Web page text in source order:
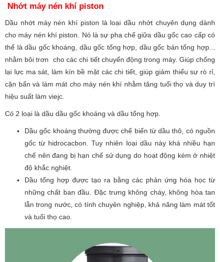
Nhớt máy nén khí piston
Dầu nhớt máy nén khí piston là loại dầu nhớt chuyên dụng dành
cho máy nén khí piston. Nó là sự pha chế giữa dầu gốc cao cấp có
thể là dầu gốc khoáng, dầu gốc tổng hợp, dầu gốc bán tổng hợp...
nhằm bôi trơn cho các chi tiết chuyển động trong máy. Giúp chống
lại lực ma sát, làm kín bề mặt các chi tiết, giúp giảm thiểu sự rò rỉ,
cặn bẩn và làm mát cho máy nén khí nhằm tăng tuổi thọ và duy trì
hiệu suất làm viejc.
Có 2 loại là dầu dầu gốc khoáng và dầu tổng hợp.
Dầu gốc khoáng thường được chế biến từ dầu thô, có nguồn
gốc từ hidrocacbon. Tuy nhiên loại dầu này khá nhiều hạn
chế nên đang bị hạn chế sử dụng do hoạt động kém ở nhiệt
độ khắc nghiệt.
Dầu tổng hợp được tạo ra bằng các phản ứng hóa học từ
những chất ban đầu. Đặc trưng không cháy, không hòa tan
lẫn trong nước, có tính chuyên nghiệp, khả năng làm mát tốt
và tuổi thọ cao.